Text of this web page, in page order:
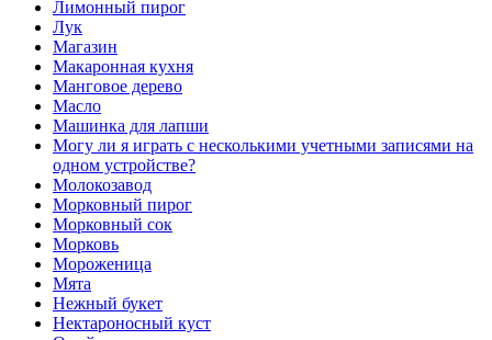
Лимонный пирог
Лук
Магазин
Макаронная кухня
Манговое дерево
Масло
Машинка для лапши
Могу ли я играть с несколькими учетными записями на
одном устройстве?
Молокозавод
Морковный пирог
Морковный сок
Морковь
Мороженица
Мята
Нежный букет
Нектароносный куст